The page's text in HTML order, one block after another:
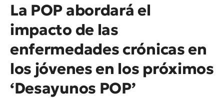
La POP abordará el
impacto de las
enfermedades crónicas en
los jóvenes en los próximos
‘Desayunos POP’